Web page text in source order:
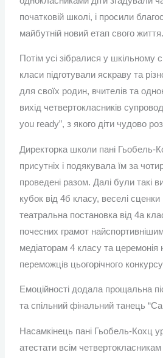
початковій школі, і просили
майбутній новий етап свого життя.
Потім усі зібралися у шкільному
класи підготували яскраву та
для своїх родин, вчителів та
вихід четвертокласників
you ready”, з якого діти чудово
Директорка школи пані Гьобель-
присутніх і подякувала їм за
проведені разом. Далі були такі
кубок від 4б класу, веселі сценки
театральна постановка від 4а
почесних грамот
медіаторам 4 класу та церемонія
переможців цьогорічного
Емоційності додала прощальна
та спільний фінальний танець
Насамкінець пані Гьобель-Кохц
атестати всім